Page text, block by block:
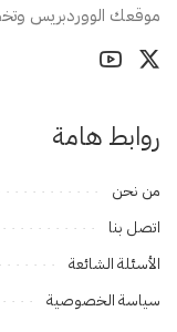
موقعك الووردبريس
روابط هامة
من نحن
اتصل بنا
الأسئلة الشائعة
سياسة الخصوصية